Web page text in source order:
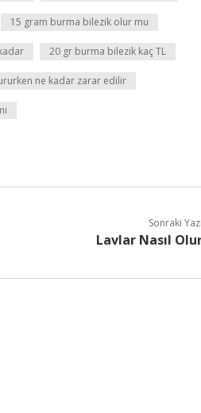
15 gram burma bilezik olur mu
20 gr burma bilezik kaç TL
ne kadar zarar edilir
Sonraki
Lavlar Nasıl